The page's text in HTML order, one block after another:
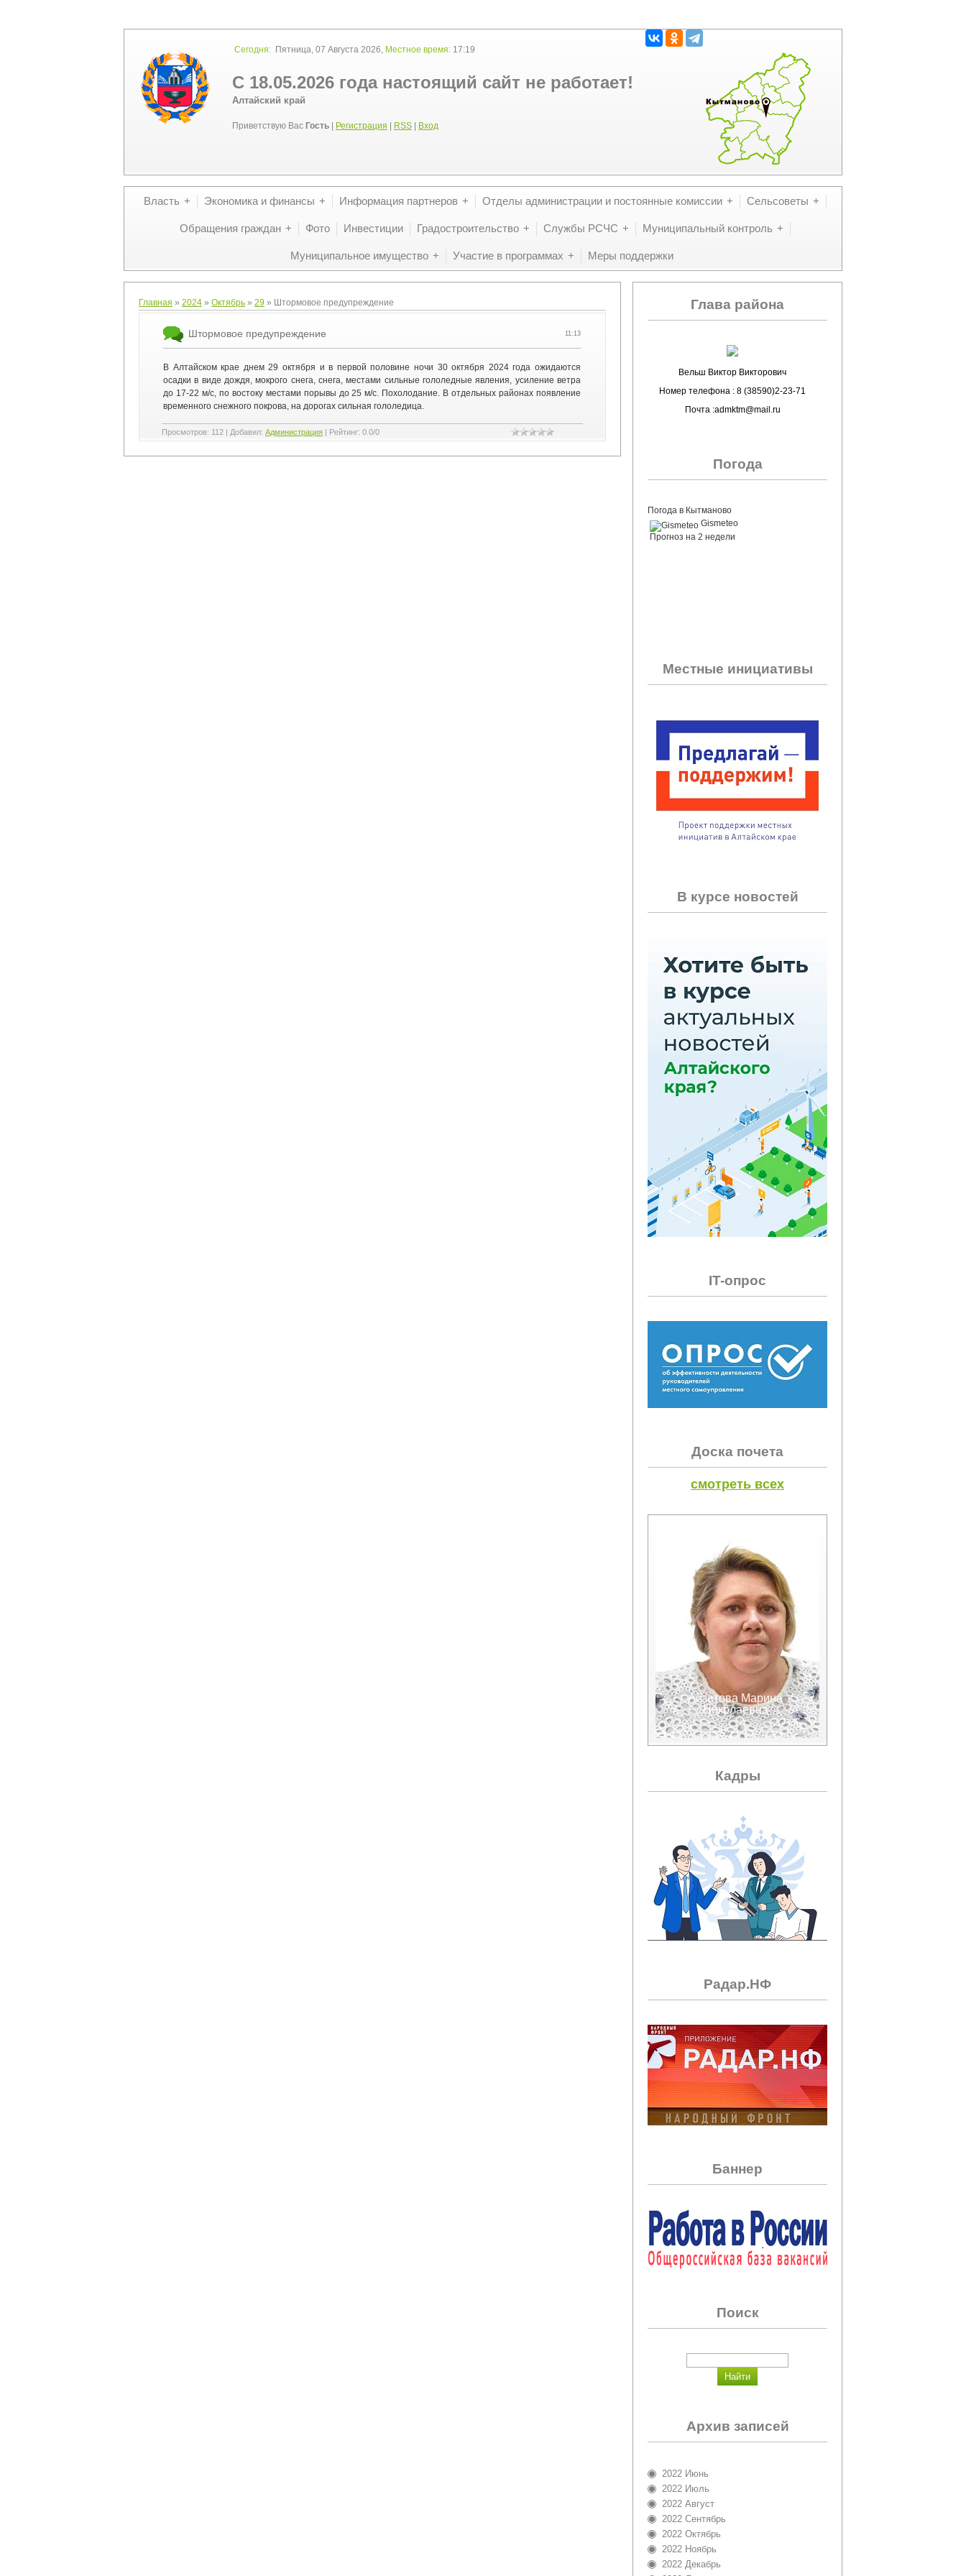
Сегодня: Пятница, 07 Августа 2026, Местное время: 17:19
С 18.05.2026 года настоящий сайт не работает!
Алтайский край
Приветствую Вас Гость Регистрация RSS Вход
Власть Экономика и финансы Информация партнеров Отделы администрации и постоянные комиссии Сельсоветы
Обращения граждан Фото Инвестиции Градостроительство Службы РСЧС Муниципальный контроль
Муниципальное имущество Участие в программах Меры поддержки
Главная » 2024 » Октябрь » 29 » Штормовое предупреждение
11:13
Штормовое предупреждение
В Алтайском крае днем 29 октября и в первой половине ночи 30 октября 2024 года ожидаются
осадки в виде дождя, мокрого снега, снега, местами сильные гололедные явления, усиление ветра
до 17-22 м/с, по востоку местами порывы до 25 м/с. Похолодание. В отдельных районах появление
временного снежного покрова, на дорогах сильная гололедица.
Просмотров: 112 | Добавил: Администрация | Рейтинг: 0.0/0
Глава района
Вельш Виктор Викторович
Номер телефона : 8 (38590)2-23-71
Почта :admktm@mail.ru
Погода
Погода в Кытманово
Gismeteo
Прогноз на 2 недели
Местные инициативы
В курсе новостей
IT-опрос
Доска почета
смотреть всех
Айзатова Марина
Николаевна
Кадры
Радар.НФ
Баннер
Поиск
Архив записей
2022 Июнь
2022 Июль
2022 Август
2022 Сентябрь
2022 Октябрь
2022 Ноябрь
2022 Декабрь